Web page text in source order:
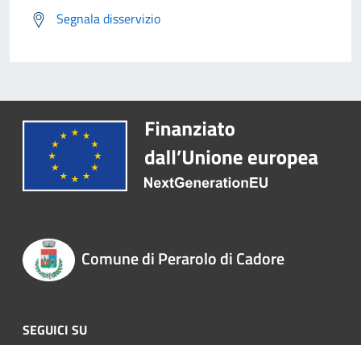
Segnala disservizio
Comune di Perarolo di Cadore
SEGUICI SU